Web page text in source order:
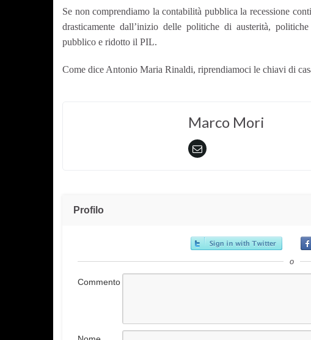
Se non comprendiamo la contabilità pubblica la recessione
drasticamente dall’inizio delle politiche di austerità,
pubblico e ridotto il PIL.
Come dice Antonio Maria Rinaldi, riprendiamoci le chiavi di
Marco Mori
Profilo
o
Commento